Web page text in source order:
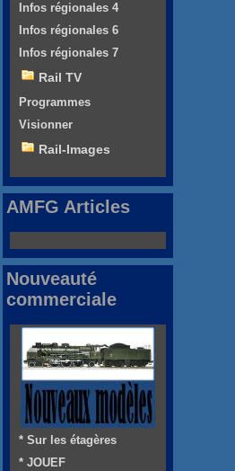
Infos régionales 4
Infos régionales 6
Infos régionales 7
Rail TV
Programmes
Visionner
Rail-Images
AMFG Articles
Nouveauté
commerciale
* Sur les étagères
* JOUEF